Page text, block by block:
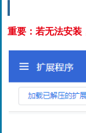
重要：若无法安装